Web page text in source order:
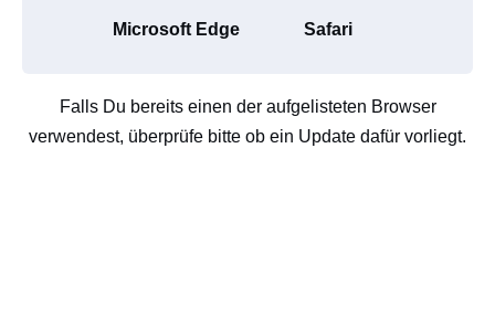
Microsoft Edge Safari
Falls Du bereits einen der aufgelisteten Browser
verwendest, überprüfe bitte ob ein Update dafür vorliegt.